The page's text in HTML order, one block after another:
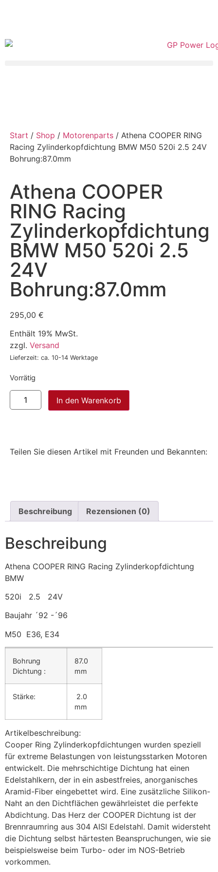
Start / Shop / Motorenparts / Athena COOPER RING
Racing Zylinderkopfdichtung BMW M50 520i 2.5 24V
Bohrung:87.0mm
Athena COOPER
RING Racing
Zylinderkopfdichtung
BMW M50 520i 2.5
24V
Bohrung:87.0mm
295,00 €
Enthält 19% MwSt.
zzgl. Versand
Lieferzeit: ca. 10-14 Werktage
Vorrätig
In den Warenkorb
Teilen Sie diesen Artikel mit Freunden und Bekannten:
Beschreibung Rezensionen (0)
Beschreibung
Athena COOPER RING Racing Zylinderkopfdichtung
BMW
520i 2.5 24V
Baujahr ´92 -´96
M50 E36, E34
Bohrung
Dichtung :
87.0
mm
Stärke:
2.0
mm
Artikelbeschreibung:
Cooper Ring Zylinderkopfdichtungen wurden speziell
für extreme Belastungen von leistungsstarken Motoren
entwickelt. Die mehrschichtige Dichtung hat einen
Edelstahlkern, der in ein asbestfreies, anorganisches
Aramid-Fiber eingebettet wird. Eine zusätzliche Silikon-
Naht an den Dichtflächen gewährleistet die perfekte
Abdichtung. Das Herz der COOPER Dichtung ist der
Brennraumring aus 304 AISI Edelstahl. Damit widersteht
die Dichtung selbst härtesten Beanspruchungen, wie sie
beispielsweise beim Turbo- oder im NOS-Betrieb
vorkommen.